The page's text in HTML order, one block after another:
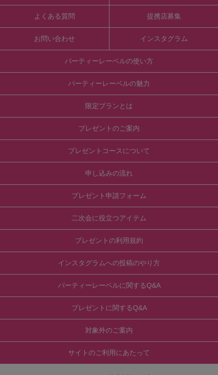
よくある質問
お問い合わせ
提携店募集
インスタグラム
パーティーレーベルの使い方
パーティーレーベルの魅力
限定プランとは
プレゼントのご案内
プレゼントコースについて
申し込みの流れ
プレゼント申請フォーム
二次会に役立つアイテム
プレゼントの利用規約
インスタグラムへの投稿のやり方
パーティーレーベルに関するQ&A
プレゼントに関するQ&A
対象外のご案内
サイトのご利用にあたって